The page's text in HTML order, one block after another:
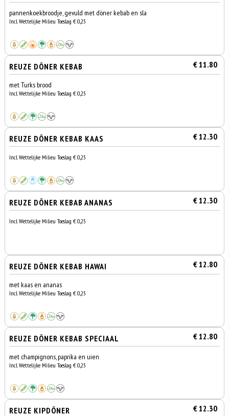
pannenkoekbroodje, gevuld met döner kebab en sla
Incl. Wettelijke Milieu Toeslag € 0,25
REUZE DÖNER KEBAB € 11.80
met Turks brood
Incl. Wettelijke Milieu Toeslag € 0,25
REUZE DÖNER KEBAB KAAS € 12.30
Incl. Wettelijke Milieu Toeslag € 0,25
REUZE DÖNER KEBAB ANANAS € 12.30
Incl. Wettelijke Milieu Toeslag € 0,25
REUZE DÖNER KEBAB HAWAI € 12.80
met kaas en ananas
Incl. Wettelijke Milieu Toeslag € 0,25
REUZE DÖNER KEBAB SPECIAAL € 12.80
met champignons, paprika en uien
Incl. Wettelijke Milieu Toeslag € 0,25
REUZE KIPDÖNER € 12.30